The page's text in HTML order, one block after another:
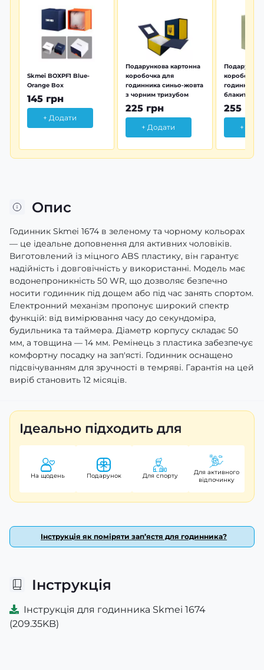
Skmei BOXPF1 Blue-
Orange Box
145 грн
+ Додати
Подарункова картонна
коробочка для
годинника синьо-жовта
з чорним тризубом
225 грн
+ Додати
коробочка
годинника
блакитна
255 грн
+
Опис
Годинник Skmei 1674 в зеленому та чорному кольорах
— це ідеальне доповнення для активних чоловіків.
Виготовлений із міцного ABS пластику, він гарантує
надійність і довговічність у використанні. Модель має
водонепроникність 50 WR, що дозволяє безпечно
носити годинник під дощем або під час занять спортом.
Електронний механізм пропонує широкий спектр
функцій: від вимірювання часу до секундоміра,
будильника та таймера. Діаметр корпусу складає 50
мм, а товщина — 14 мм. Ремінець з пластика забезпечує
комфортну посадку на зап'ясті. Годинник оснащено
підсвічуванням для зручності в темряві. Гарантія на цей
виріб становить 12 місяців.
Ідеально підходить для
На щодень Подарунок Для спорту
Для активного
відпочинку
Інструкція як поміряти зап’ястя для годинника?
Інструкція
Інструкція для годинника Skmei 1674
(209.35KB)